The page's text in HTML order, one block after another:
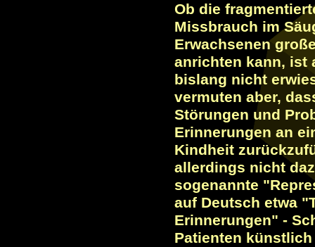
Ob die
Missbrauch im
Erwachsenen
anrichten kann, ist
bislang nicht
vermuten aber,
Störungen und
Erinnerungen an
Kindheit
allerdings nicht
sogenannte
auf Deutsch etwa
Erinnerungen" -
Patienten